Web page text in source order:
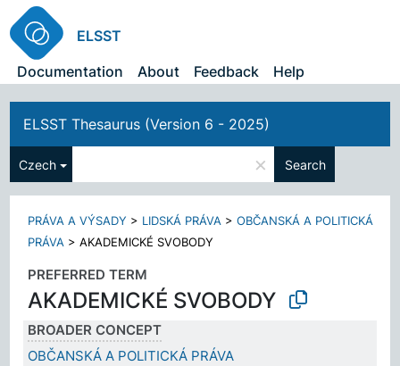
ELSST
Documentation
About Feedback Help
ELSST Thesaurus (Version 6 - 2025)
Czech × Search
PRÁVA A VÝSADY > LIDSKÁ PRÁVA >OBČANSKÁ A POLITICKÁ
PRÁVA >AKADEMICKÉ SVOBODY
PREFERRED TERM
AKADEMICKÉ SVOBODY
BROADER CONCEPT
OBČANSKÁ A POLITICKÁ PRÁVA